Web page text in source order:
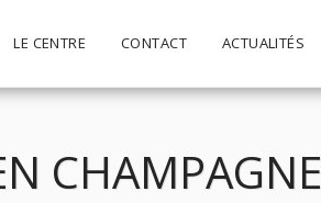
LE CENTRE CONTACT ACTUALITÉS
CHAMPAGNE